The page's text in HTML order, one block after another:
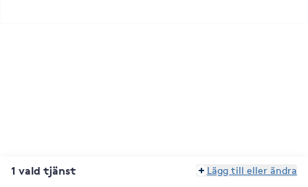
1 vald tjänst Lägg till eller ändra